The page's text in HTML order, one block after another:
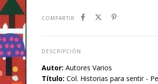
COMPARTIR
DESCRIPCIÓN
Autor: Autores Varios
Título: Col. Historias para sentir -